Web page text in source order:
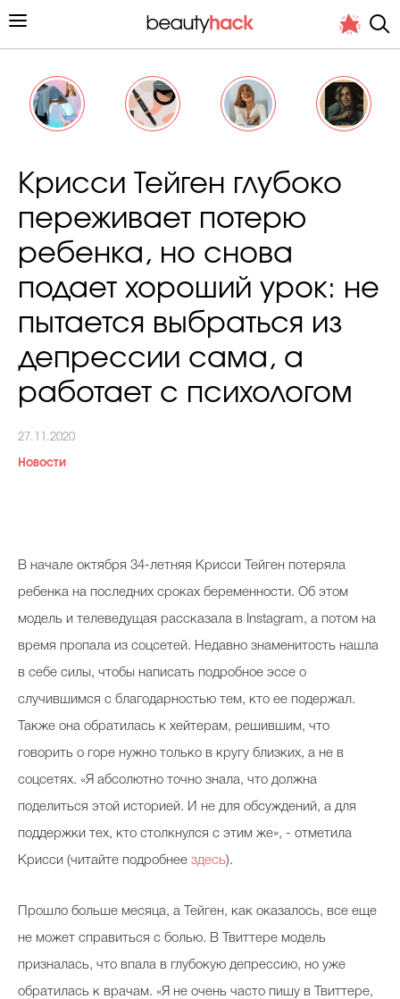
Подиум
Снимает и тестирует редакция
Бьютихакер / Мама-хакер
Выбор косметолога
Полиция красоты
Хит недели от визажиста
Celebrity дня
Фотоальбом
Интервью со звездой
Крисси Тейген глубоко
переживает потерю
ребенка, но снова
подает хороший урок: не
пытается выбраться из
депрессии сама, а
работает с психологом
27.11.2020
Новости
В начале октября 34-летняя Крисси Тейген потеряла
ребенка на последних сроках беременности. Об этом
модель и телеведущая рассказала в Instagram, а потом на
время пропала из соцсетей. Недавно знаменитость нашла
в себе силы, чтобы написать подробное эссе о
случившимся с благодарностью тем, кто ее подержал.
Также она обратилась к хейтерам, решившим, что
говорить о горе нужно только в кругу близких, а не в
соцсетях. «Я абсолютно точно знала, что должна
поделиться этой историей. И не для обсуждений, а для
поддержки тех, кто столкнулся с этим же», - отметила
Крисси (читайте подробнее здесь).
Прошло больше месяца, а Тейген, как оказалось, все еще
не может справиться с болью. В Твиттере модель
призналась, что впала в глубокую депрессию, но уже
обратилась к врачам. «Я не очень часто пишу в Твиттере,